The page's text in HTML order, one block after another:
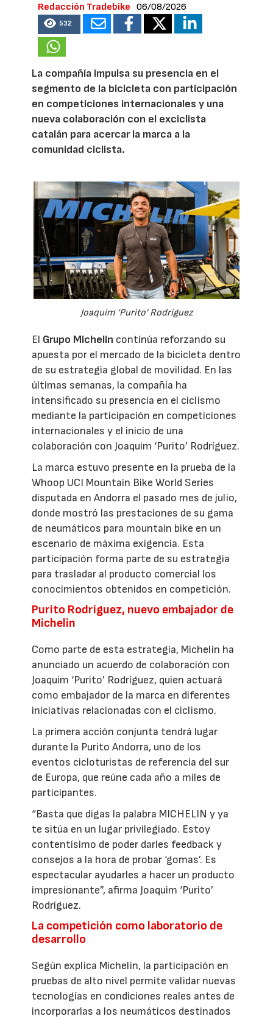
Redacción Tradebike 06/08/2026
532
La compañía impulsa su presencia en el
segmento de la bicicleta con participación
en competiciones internacionales y una
nueva colaboración con el exciclista
catalán para acercar la marca a la
comunidad ciclista.
Joaquim ‘Purito’ Rodríguez
El Grupo Michelin continúa reforzando su
apuesta por el mercado de la bicicleta dentro
de su estrategia global de movilidad. En las
últimas semanas, la compañía ha
intensificado su presencia en el ciclismo
mediante la participación en competiciones
internacionales y el inicio de una
colaboración con Joaquim ‘Purito’ Rodríguez.
La marca estuvo presente en la prueba de la
Whoop UCI Mountain Bike World Series
disputada en Andorra el pasado mes de julio,
donde mostró las prestaciones de su gama
de neumáticos para mountain bike en un
escenario de máxima exigencia. Esta
participación forma parte de su estrategia
para trasladar al producto comercial los
conocimientos obtenidos en competición.
Purito Rodríguez, nuevo embajador de
Michelin
Como parte de esta estrategia, Michelin ha
anunciado un acuerdo de colaboración con
Joaquim ‘Purito’ Rodríguez, quien actuará
como embajador de la marca en diferentes
iniciativas relacionadas con el ciclismo.
La primera acción conjunta tendrá lugar
durante la Purito Andorra, uno de los
eventos cicloturistas de referencia del sur
de Europa, que reúne cada año a miles de
participantes.
“Basta que digas la palabra MICHELIN y ya
te sitúa en un lugar privilegiado. Estoy
contentísimo de poder darles feedback y
consejos a la hora de probar ‘gomas’. Es
espectacular ayudarles a hacer un producto
impresionante”, afirma Joaquim ‘Purito’
Rodríguez.
La competición como laboratorio de
desarrollo
Según explica Michelin, la participación en
pruebas de alto nivel permite validar nuevas
tecnologías en condiciones reales antes de
incorporarlas a los neumáticos destinados